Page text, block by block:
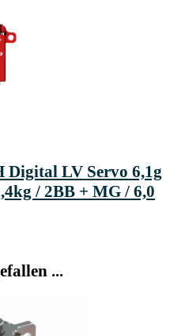
Digital LV Servo 6,1g
/ 2BB + MG / 6,0
...